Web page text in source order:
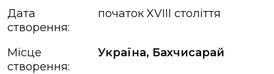
Дата
створення:
початок XVIII століття
Місце
створення:
Україна, Бахчисарай